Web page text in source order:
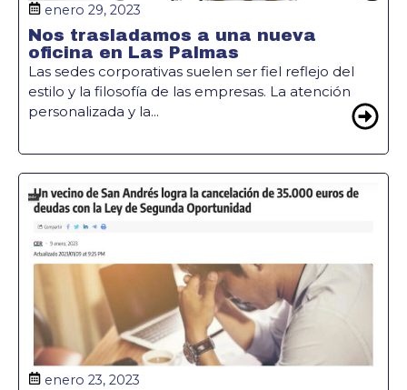
enero 29, 2023
Nos trasladamos a una nueva
oficina en Las Palmas
Las sedes corporativas suelen ser fiel reflejo del
estilo y la filosofía de las empresas. La atención
personalizada y la...
enero 23, 2023